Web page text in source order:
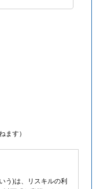
ます）
う)は、リスキルの利